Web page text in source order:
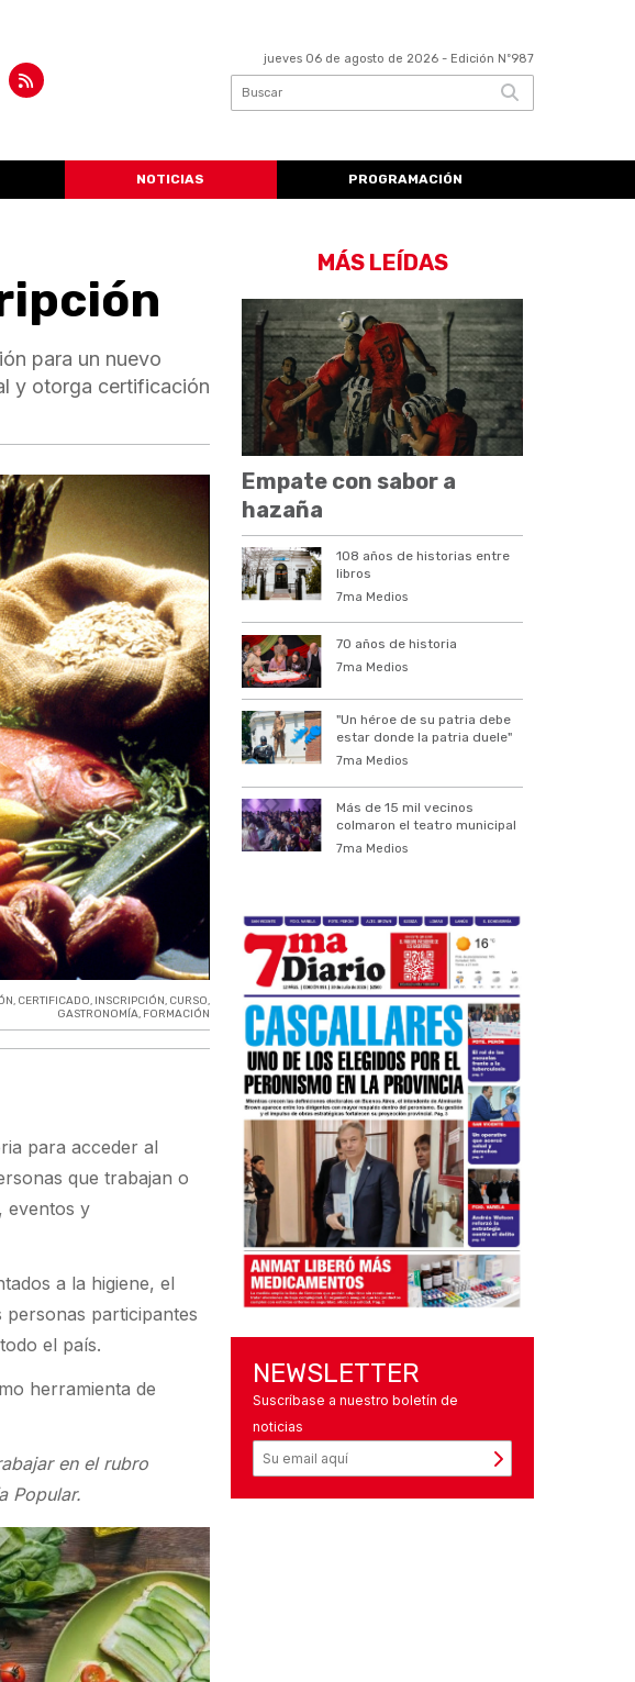
jueves 06 de agosto de 2026 - Edición Nº987
NOTICIAS PROGRAMACIÓN
para un nuevo
y otorga certificación
, CERTIFICADO, INSCRIPCIÓN, CURSO,
GASTRONOMÍA, FORMACIÓN
para acceder al
que trabajan o
eventos y
a la higiene, el
personas participantes
el país.
herramienta de
en el rubro
Popular.
MÁS LEÍDAS
Empate con sabor a
hazaña
108 años de historias entre
libros
7ma Medios
70 años de historia
7ma Medios
"Un héroe de su patria debe
estar donde la patria duele"
7ma Medios
Más de 15 mil vecinos
colmaron el teatro municipal
7ma Medios
NEWSLETTER
Suscríbase a nuestro boletín de
noticias